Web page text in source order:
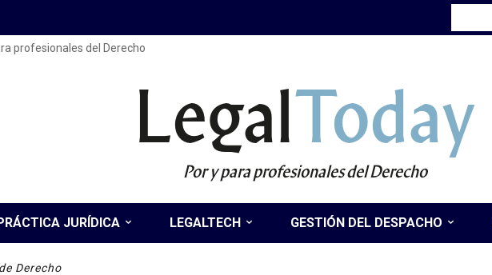
profesionales del Derecho
LegalToday
Por y para profesionales del Derecho
JURÍDICA LEGALTECH GESTIÓN DEL DESPACHO
Derecho